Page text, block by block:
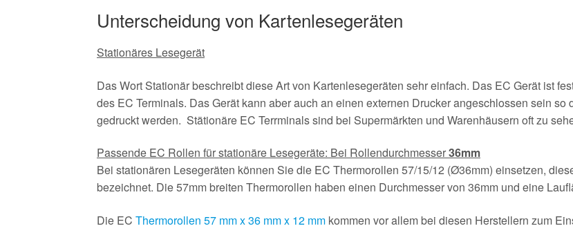
Unterscheidung von Kartenlesegeräten
Stationäres Lesegerät
Das Wort Stationär beschreibt diese Art von Kartenlesegeräten sehr einfach. Das EC Gerät ist
des EC Terminals. Das Gerät kann aber auch an einen externen Drucker angeschlossen sein
gedruckt werden. Stätionäre EC Terrminals sind bei Supermärkten und Warenhäusern oft zu
Passende EC Rollen für stationäre Lesegeräte: Bei Rollendurchmesser36mm
Bei stationären Lesegeräten können Sie die EC Thermorollen 57/15/12 (Ø36mm) einsetzen,
bezeichnet. Die 57mm breiten Thermorollen haben einen Durchmesser von 36mm und eine
Die ECThermorollen 57 mm x 36 mm x 12 mm kommen vor allem bei diesen Herstellern zum